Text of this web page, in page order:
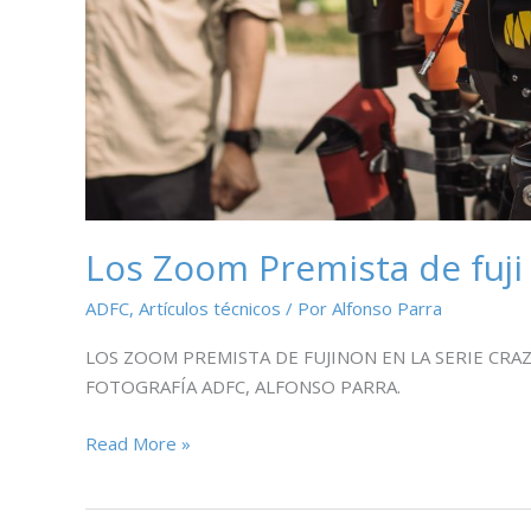
de
2023.
Los Zoom Premista de fuji
ADFC, Artículos técnicos / Por Alfonso Parra
LOS ZOOM PREMISTA DE FUJINON EN LA SERIE
FOTOGRAFÍA ADFC, ALFONSO PARRA.
Los
Read More »